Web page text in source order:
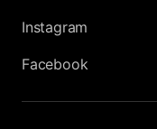
Instagram
Facebook